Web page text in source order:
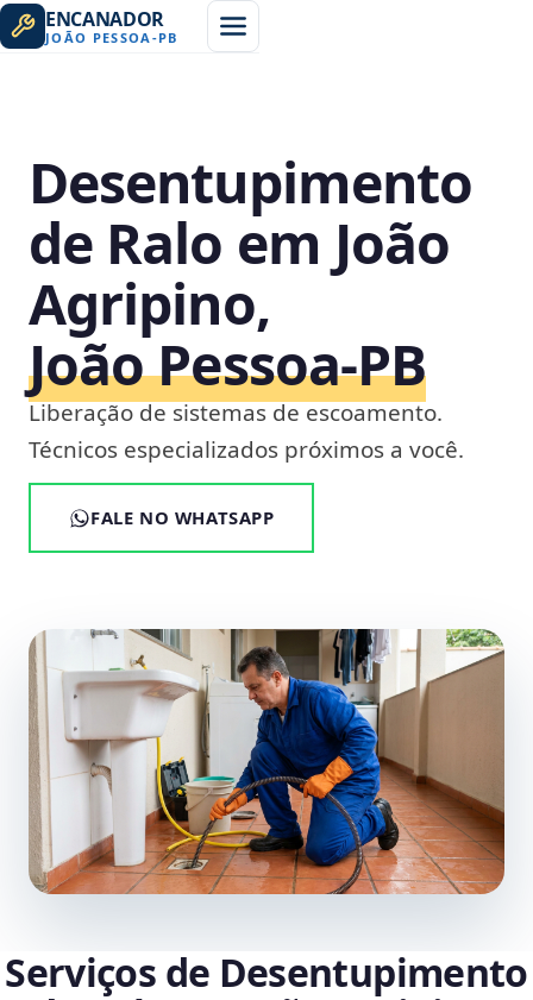
ENCANADOR
JOÃO PESSOA -PB
Desentupimento
de Ralo em João
Agripino,
João Pessoa‑PB
Liberação de sistemas de escoamento.
Técnicos especializados próximos a você.
FALE NO WHATSAPP
Serviços de Desentupimento